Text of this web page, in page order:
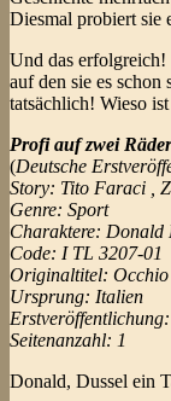
Diesmal probiert sie
Und das erfolgreich!
auf den sie es schon
tatsächlich! Wieso
Profi auf zwei
(Deutsche
Story: Tito Faraci ,
Genre: Sport
Charaktere: Donald
Code: I TL 3207-01
Originaltitel: Occhio
Ursprung: Italien
Seitenanzahl: 1
Donald, Dussel ein